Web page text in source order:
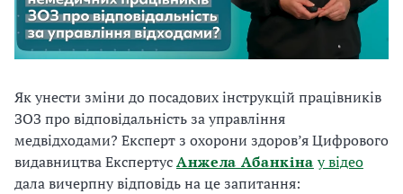
Як унести зміни до посадових інструкцій працівників
ЗОЗ про відповідальність за управління
медвідходами? Експерт з охорони здоров’я Цифрового
видавництва ЕкспертусАнжела Абанкіна у відео
дала вичерпну відповідь на це запитання: